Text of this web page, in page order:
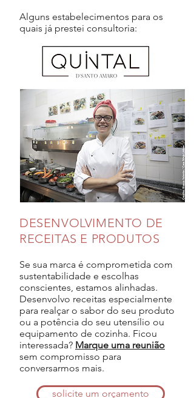
Alguns estabelecimentos para os
quais já prestei consultoria:
DESENVOLVIMENTO DE
RECEITAS E PRODUTOS
Se sua marca é comprometida com
sustentabilidade e escolhas
conscientes, estamos alinhadas.
Desenvolvo receitas especialmente
para realçar o sabor do seu produto
ou a potência do seu utensílio ou
equipamento de cozinha. Ficou
interessada? Marque uma reunião
sem compromisso para
conversarmos mais.
solicite um orçamento